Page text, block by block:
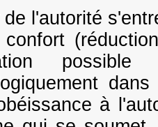
de l'autorité
à